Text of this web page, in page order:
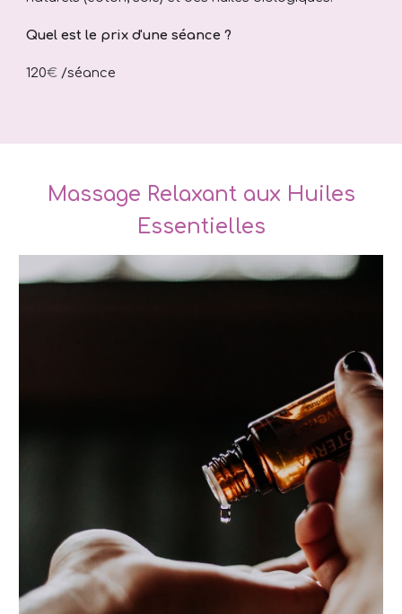
Quel est le prix d'une séance ?
120€ /séance
Massage Relaxant aux Huiles
Essentielles